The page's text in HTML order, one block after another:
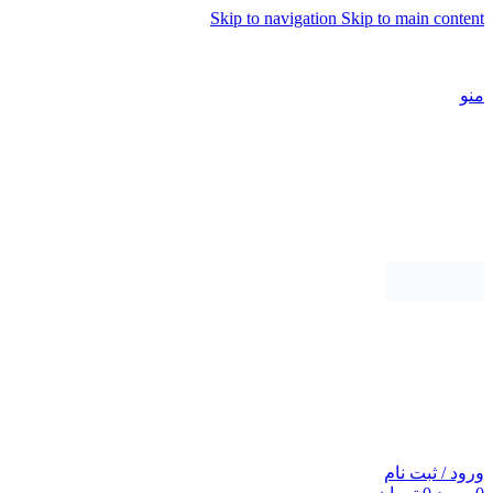
Skip to navigation Skip to main content
منو
ورود / ثبت نام